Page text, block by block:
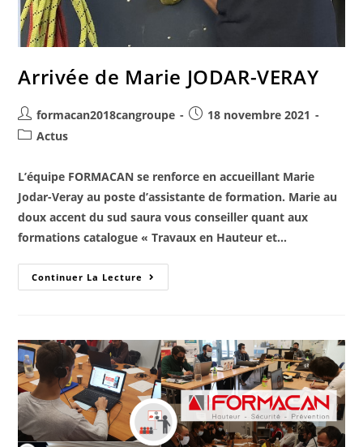
Arrivée de Marie JODAR-VERAY
formacan2018cangroupe
18 novembre 2021
Actus
L’équipe FORMACAN se renforce en accueillant Marie
Jodar-Veray au poste d’assistante de formation. Marie au
doux accent du sud saura vous conseiller quant aux
formations catalogue « Travaux en Hauteur et…
Continuer La Lecture